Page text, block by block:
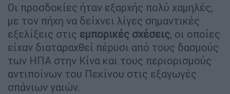
Οι προσδοκίες ήταν εξαρχής πολύ χαμηλές,
με τον πήχη να δείχνει λίγες σημαντικές
εξελίξεις στις εμπορικές σχέσεις, οι οποίες
είχαν διαταραχθεί πέρυσι από τους δασμούς
των ΗΠΑ στην Κίνα και τους περιορισμούς
αντιποίνων του Πεκίνου στις εξαγωγές
σπάνιων γαιών.